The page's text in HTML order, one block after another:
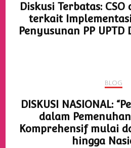
Diskusi Terbatas:
terkait Implementasi
Penyusunan PP UPTD
BLOG
DISKUSI NASIONAL:
dalam
Komprehensif mulai
hingga